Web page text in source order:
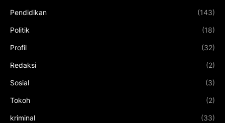
Pendidikan (143)
Politik (18)
Profil (32)
Redaksi (2)
Sosial (3)
Tokoh (2)
kriminal (33)